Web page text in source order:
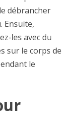
débrancher
Ensuite,
les avec du
sur le corps de
le